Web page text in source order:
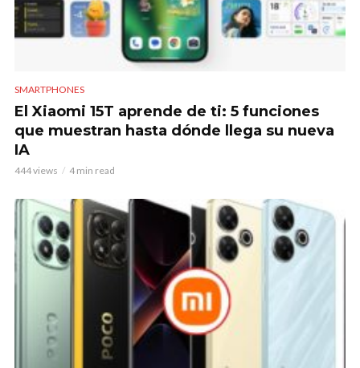
SMARTPHONES
El Xiaomi 15T aprende de ti: 5 funciones
que muestran hasta dónde llega su nueva
IA
444 views 4 min read